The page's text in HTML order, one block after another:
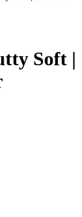
Soft |